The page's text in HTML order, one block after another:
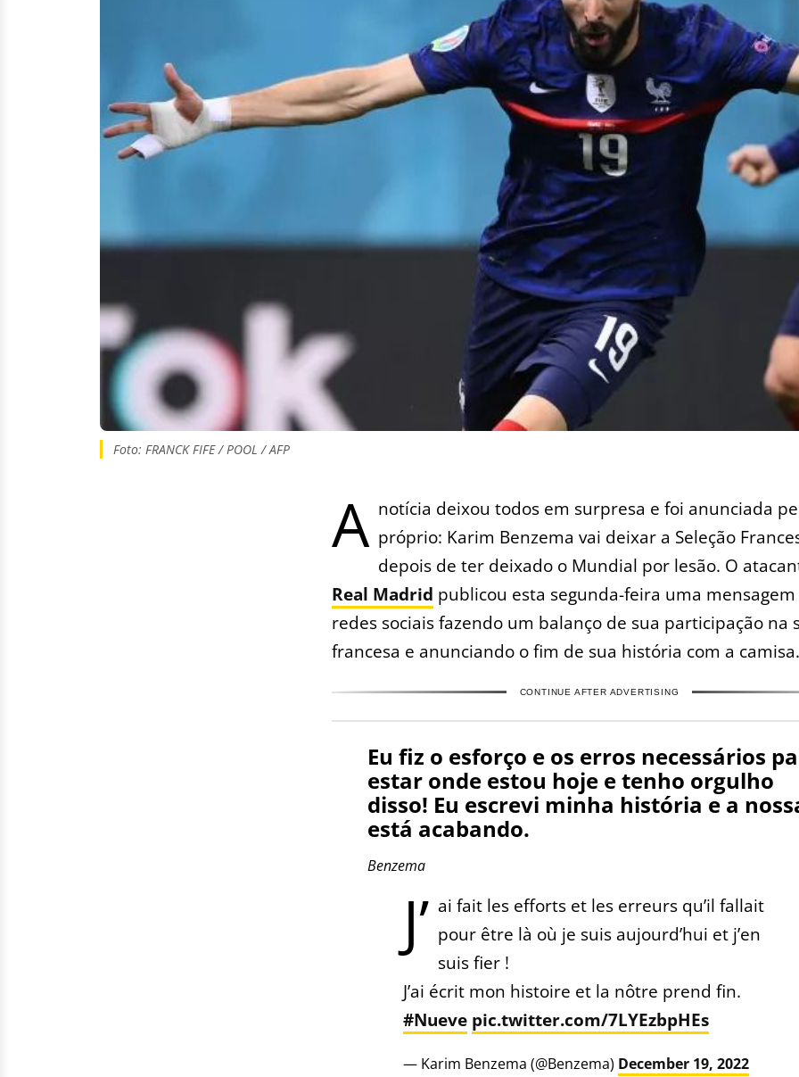
Foto: FRANCK FIFE / POOL / AFP
A notícia deixou todos em surpresa e foi anunciada
próprio: Karim Benzema vai deixar a Seleção
depois de ter deixado o Mundial por lesão. O
Real Madrid publicou esta segunda-feira uma
redes sociais fazendo um balanço de sua participação na
francesa e anunciando o fim de sua história com a camisa.
CONTINUE AFTER ADVERTISING
Eu fiz o esforço e os erros necessários
estar onde estou hoje e tenho orgulho
disso! Eu escrevi minha história e a
está acabando.
Benzema
J’ ai fait les efforts et les erreurs qu’il fallait
pour être là où je suis aujourd’hui et j’en
suis fier !
J’ai écrit mon histoire et la nôtre prend fin.
#Nueve pic.twitter.com/7LYEzbpHEs
— Karim Benzema (@Benzema) December 19, 2022